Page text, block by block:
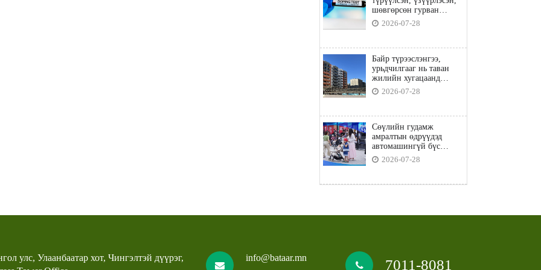
шөвгөрсөн гурван
бөхөөс допинг илэрчээ
2026-07-28
Байр түрээслэнгээ,
урьдчилгааг нь таван
жилийн хугацаанд
төлбөл орон сууцны
зээлд хамрагдана
2026-07-28
Сөүлийн гудамж
амралтын өдрүүдэд
автомашингүй бүс
боллоо
2026-07-28
улс, Улаанбаатар хот, Чингэлтэй дүүрэг,
info@bataar.mn 7011-8081